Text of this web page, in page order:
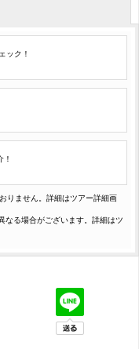
ック！
りません。詳細はツアー詳細画
なる場合がございます。詳細はツ